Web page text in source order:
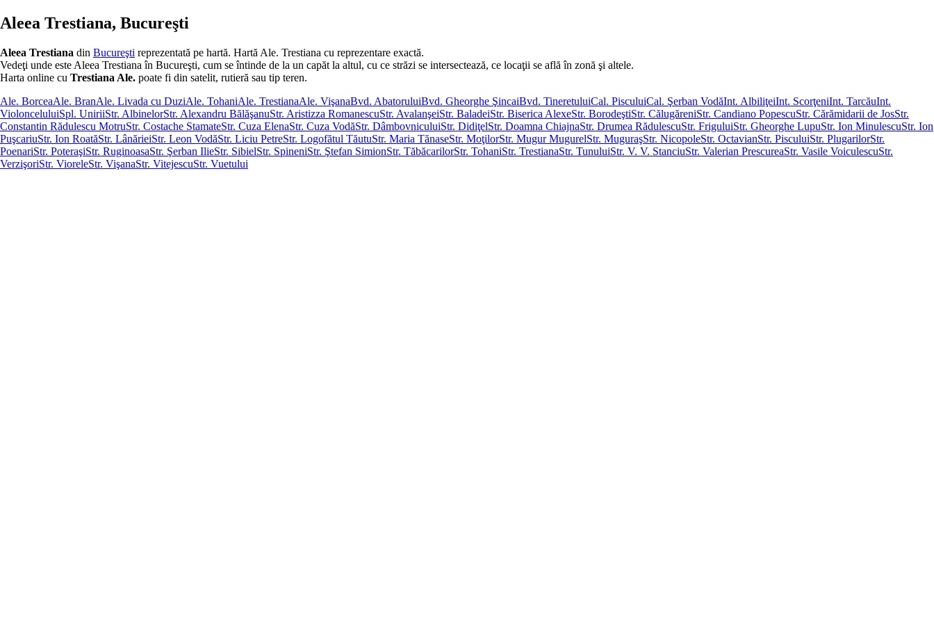
Aleea Trestiana, Bucureşti
Aleea Trestiana din Bucureşti reprezentată pe hartă. Hartă Ale. Trestiana cu reprezentare exactă.
Vedeţi unde este Aleea Trestiana în Bucureşti, cum se întinde de la un capăt la altul, cu ce străzi se intersectează, ce locaţii se află în zonă şi altele.
Harta online cu Trestiana Ale. poate fi din satelit, rutieră sau tip teren.
Ale. BorceaAle. BranAle. Livada cu DuziAle. TohaniAle. TrestianaAle. VişanaBvd. AbatoruluiBvd. Gheorghe ŞincaiBvd. TineretuluiCal. PisculuiCal. Şerban VodăInt. AlbiliţeiInt. ScorţeniInt. TarcăuInt.
ViolonceluluiSpl. UniriiStr. AlbinelorStr. Alexandru BălăşanuStr. Aristizza RomanescuStr. AvalanşeiStr. BaladeiStr. Biserica AlexeStr. BorodeştiStr. CălugăreniStr. Candiano PopescuStr. Cărămidarii de JosStr.
Constantin Rădulescu MotruStr. Costache StamateStr. Cuza ElenaStr. Cuza VodăStr. DâmbovniculuiStr. DidiţelStr. Doamna ChiajnaStr. Drumea RădulescuStr. FriguluiStr. Gheorghe LupuStr. Ion MinulescuStr. Ion
PuşcariuStr. Ion RoatăStr. LânărieiStr. Leon VodăStr. Liciu PetreStr. Logofătul TăutuStr. Maria TănaseStr. MoţilorStr. Mugur MugurelStr. MuguraşStr. NicopoleStr. OctavianStr. PisculuiStr. PlugarilorStr.
PoenariStr. PoteraşiStr. RuginoasaStr. Şerban IlieStr. SibielStr. SpineniStr. Ştefan SimionStr. TăbăcarilorStr. TohaniStr. TrestianaStr. TunuluiStr. V. V. StanciuStr. Valerian PrescureaStr. Vasile VoiculescuStr.
VerzişoriStr. VioreleStr. VişanaStr. VitejescuStr. Vuetului